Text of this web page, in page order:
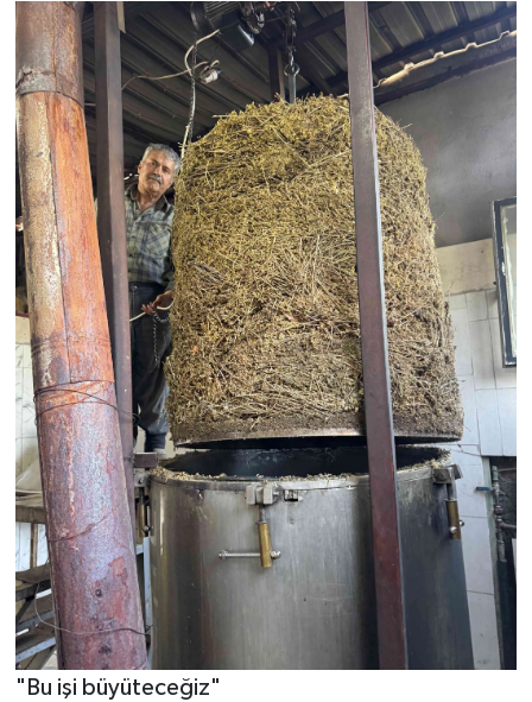
"Bu işi büyüteceğiz"